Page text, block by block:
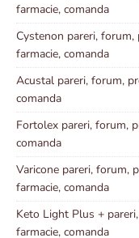
farmacie, comanda
Cystenon pareri, forum,
farmacie, comanda
Acustal pareri, forum,
comanda
Fortolex pareri, forum,
comanda
Varicone pareri, forum,
farmacie, comanda
Keto Light Plus +
farmacie, comanda